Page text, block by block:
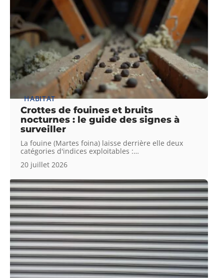
HABITAT
Crottes de fouines et bruits
nocturnes : le guide des signes à
surveiller
La fouine (Martes foina) laisse derrière elle deux
catégories d'indices exploitables :…
20 juillet 2026